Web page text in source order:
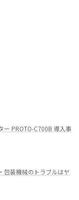
ー PROTO-C700B 導入事
包装機械のトラブルはヤ